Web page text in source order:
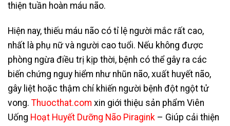
thiện tuần hoàn máu não.
Hiện nay, thiếu máu não có tỉ lệ người mắc rất cao,
nhất là phụ nữ và người cao tuổi. Nếu không được
phòng ngừa điều trị kịp thời, bệnh có thể gây ra các
biến chứng nguy hiểm như nhũn não, xuất huyết não,
gây liệt hoặc thậm chí khiến người bệnh đột ngột tử
vong. Thuocthat.com xin giới thiệu sản phẩm Viên
Uống Hoạt Huyết Dưỡng Não Piragink – Giúp cải thiện